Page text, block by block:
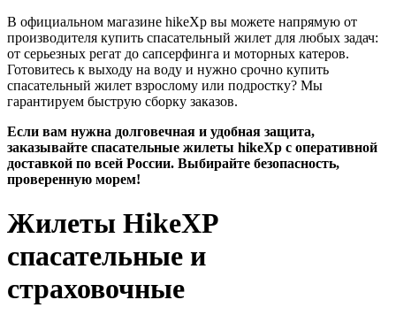
В официальном магазине hikeXp вы можете напрямую от
производителя купить спасательный жилет для любых задач:
от серьезных регат до сапсерфинга и моторных катеров.
Готовитесь к выходу на воду и нужно срочно купить
спасательный жилет взрослому или подростку? Мы
гарантируем быструю сборку заказов.
Если вам нужна долговечная и удобная защита,
заказывайте спасательные жилеты hikeXp с оперативной
доставкой по всей России. Выбирайте безопасность,
проверенную морем!
Жилеты HikeXP
спасательные и
страховочные